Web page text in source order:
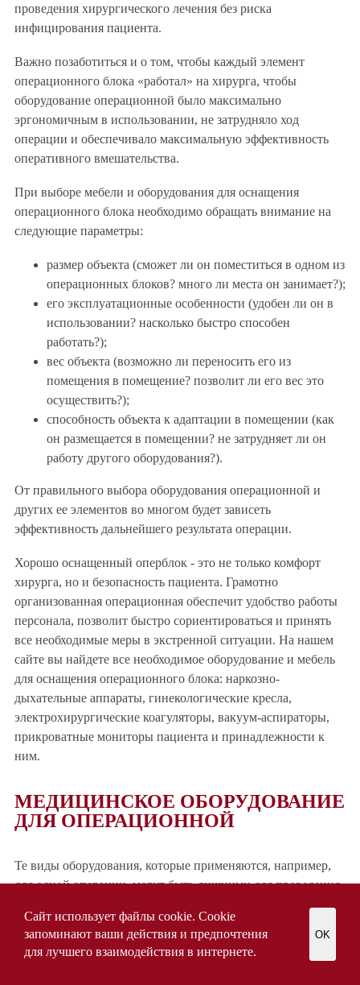
проведения хирургического лечения без риска
инфицирования пациента.
Важно позаботиться и о том, чтобы каждый элемент
операционного блока «работал» на хирурга, чтобы
оборудование операционной было максимально
эргономичным в использовании, не затрудняло ход
операции и обеспечивало максимальную эффективность
оперативного вмешательства.
При выборе мебели и оборудования для оснащения
операционного блока необходимо обращать внимание на
следующие параметры:
размер объекта (сможет ли он поместиться в одном из
операционных блоков? много ли места он занимает?);
его эксплуатационные особенности (удобен ли он в
использовании? насколько быстро способен
работать?);
вес объекта (возможно ли переносить его из
помещения в помещение? позволит ли его вес это
осуществить?);
способность объекта к адаптации в помещении (как
он размещается в помещении? не затрудняет ли он
работу другого оборудования?).
От правильного выбора оборудования операционной и
других ее элементов во многом будет зависеть
эффективность дальнейшего результата операции.
Хорошо оснащенный оперблок - это не только комфорт
хирурга, но и безопасность пациента. Грамотно
организованная операционная обеспечит удобство работы
персонала, позволит быстро сориентироваться и принять
все необходимые меры в экстренной ситуации. На нашем
сайте вы найдете все необходимое оборудование и мебель
для оснащения операционного блока: наркозно-
дыхательные аппараты, гинекологические кресла,
электрохирургические коагуляторы, вакуум-аспираторы,
прикроватные мониторы пациента и принадлежности к
ним.
МЕДИЦИНСКОЕ ОБОРУДОВАНИЕ
ДЛЯ ОПЕРАЦИОННОЙ
Те виды оборудования, которые применяются, например,
для одной операции, могут быть лишними для проведения
устанавливаемого для оснащения оперблока, полностью
определяется специализацией операции.
Сайт использует файлы cookie. Cookie
запоминают ваши действия и предпочтения
для лучшего взаимодействия в интернете.
OK